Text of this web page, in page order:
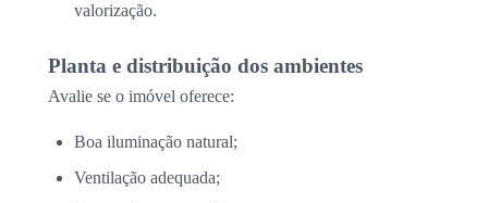
valorização.
Planta e distribuição dos ambientes
Avalie se o imóvel oferece:
Boa iluminação natural;
Ventilação adequada;